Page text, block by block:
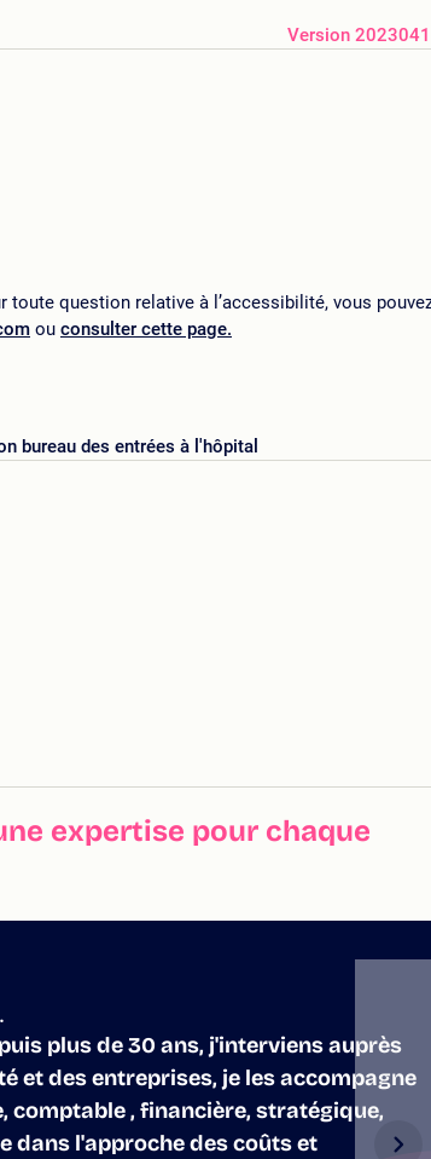
Version
question relative à l’accessibilité, vous
ou consulter cette page.
bureau des entrées à l'hôpital
expertise pour chaque
plus de 30 ans, j'interviens auprès
et des entreprises, je les accompagne
comptable , financière, stratégique,
dans l'approche des coûts et